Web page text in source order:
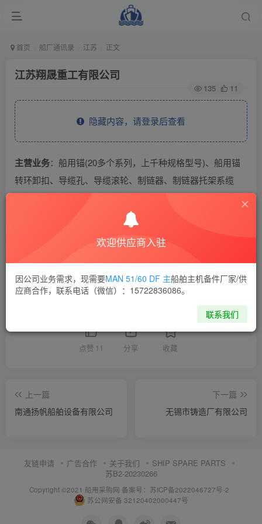
首页 船厂通讯录 江苏 正文
江苏翔晟重工有限公司
135 11
隐藏内容，请登录后查看
主营业务：船用锚(20多个系列，上千种规格型号)、船用锚
转环卸扣、导缆孔、导缆滚轮、制链器、制链器托架系缆
点赞 11 分享 收藏
上一篇
南通扬帆船舶设备有限公司
下一篇
无锡市铸造厂有限公司
友链申请 广告合作 关于我们
SHIP SPARE PARTS
苏B2-20230266
Copyright ©2021 船用采购网 备案号：苏ICP备2022046727号-2
苏公网安备 32120402000447号
欢迎供应商入驻
因公司业务需求，现需要MAN 51/60 DF 主船舶主机备件厂家/供
应商合作，联系电话（微信）：15722836086。
联系我们